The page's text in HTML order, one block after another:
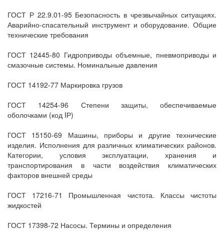
ГОСТ Р 22.9.01-95 Безопасность в чрезвычайных ситуациях.
Аварийно-спасательный инструмент и оборудование. Общие
технические требования
ГОСТ 12445-80 Гидроприводы объемные, пневмоприводы и
смазочные системы. Номинальные давления
ГОСТ 14192-77 Маркировка грузов
ГОСТ 14254-96 Степени защиты, обеспечиваемые
оболочками (код IР)
ГОСТ 15150-69 Машины, приборы и другие технические
изделия. Исполнения для различных климатических районов.
Категории, условия эксплуатации, хранения и
транспортирования в части воздействия климатических
факторов внешней среды
ГОСТ 17216-71 Промышленная чистота. Классы чистоты
жидкостей
ГОСТ 17398-72 Насосы. Термины и определения